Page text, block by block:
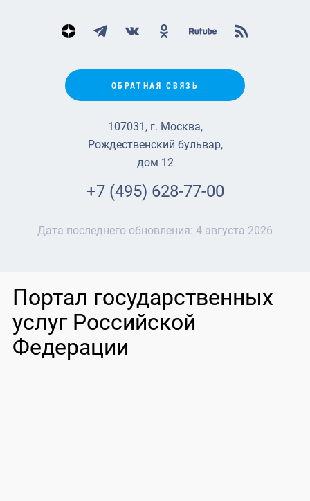
ОБРАТНАЯ СВЯЗЬ
107031, г. Москва,
Рождественский бульвар,
дом 12
+7 (495) 628-77-00
Дата последнего обновления: 4 августа 2026
Портал государственных
услуг Российской
Федерации